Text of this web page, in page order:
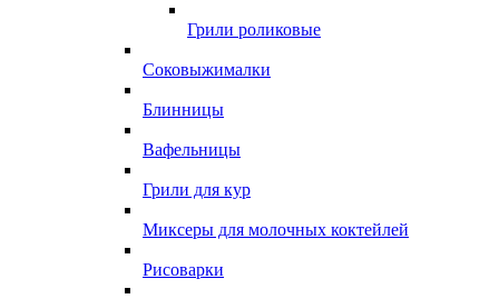
Грили роликовые
Соковыжималки
Блинницы
Вафельницы
Грили для кур
Миксеры для молочных коктейлей
Рисоварки